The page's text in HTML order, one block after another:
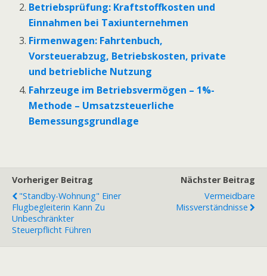
Betriebsprüfung: Kraftstoffkosten und
Einnahmen bei Taxiunternehmen
Firmenwagen: Fahrtenbuch,
Vorsteuerabzug, Betriebskosten, private
und betriebliche Nutzung
Fahrzeuge im Betriebsvermögen – 1%-
Methode – Umsatzsteuerliche
Bemessungsgrundlage
Vorheriger Beitrag
"Standby-Wohnung" Einer
Flugbegleiterin Kann Zu
Unbeschränkter
Steuerpflicht Führen
Nächster Beitrag
Vermeidbare
Missverständnisse